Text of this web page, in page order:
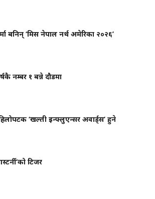
बनिन् ‘मिस नेपाल नर्थ अमेरिका २०२६’
नम्बर १ बन्ने दौडमा
‘खल्ती इन्फ्लुएन्सर अवार्ड्स’ हुने
टिजर